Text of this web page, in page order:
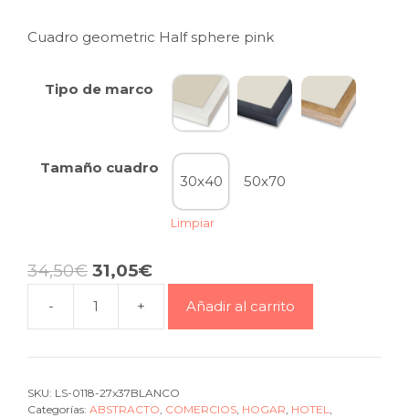
Cuadro geometric Half sphere pink
Tipo de marco
Tamaño cuadro
30x40 50x70
Limpiar
34,50€ 31,05€
-
Cuadro
geometric
Half
pink
+ Añadir al carrito
SKU: LS-0118-27x37BLANCO
Categorías: ABSTRACTO COMERCIOS HOGAR HOTEL